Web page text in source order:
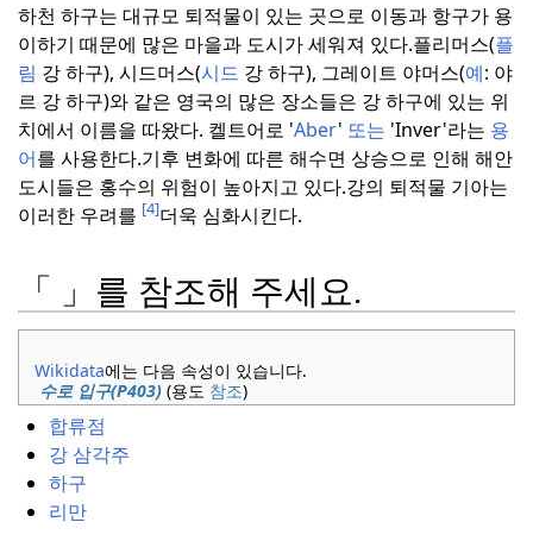
하천 하구는 대규모 퇴적물이 있는 곳으로 이동과 항구가 용
이하기 때문에 많은 마을과 도시가 세워져 있다.플리머스(플
림 강 하구), 시드머스(시드 강 하구), 그레이트 야머스(예: 야
르 강 하구)와 같은 영국의 많은 장소들은 강 하구에 있는 위
치에서 이름을 따왔다. 켈트어로 'Aber' 또는 'Inver'라는 용
어를 사용한다.기후 변화에 따른 해수면 상승으로 인해 해안
도시들은 홍수의 위험이 높아지고 있다.강의 퇴적물 기아는
이러한 우려를 [4]더욱 심화시킨다.
「 」를 참조해 주세요.
Wikidata에는 다음 속성이 있습니다.
수로 입구(P403)(용도 참조)
합류점
강 삼각주
하구
리만